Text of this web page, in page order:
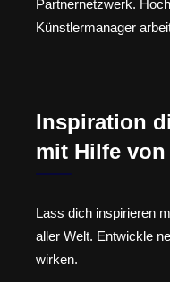
Partnernetzwerk.
Künstlermanager
Inspiration
mit Hilfe
Lass dich inspirieren
aller Welt. Entwickle
wirken.